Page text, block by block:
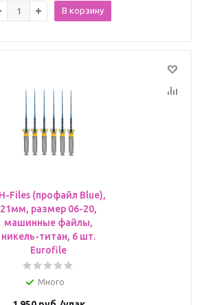
В корзину
Files (профайл Blue),
21мм, размер 06-20,
машинные файлы,
никель-титан, 6 шт.
Eurofile
Много